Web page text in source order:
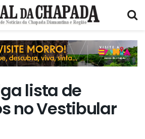
lista de
no Vestibular